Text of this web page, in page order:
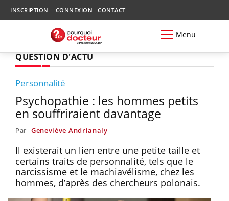
INSCRIPTION CONNEXION CONTACT
Menu
QUESTION D'ACTU
Personnalité
Psychopathie : les hommes petits
en souffriraient davantage
Par Geneviève Andrianaly
Il existerait un lien entre une petite taille et
certains traits de personnalité, tels que le
narcissisme et le machiavélisme, chez les
hommes, d’après des chercheurs polonais.